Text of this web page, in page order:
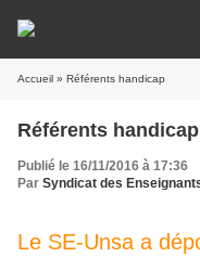
Accueil » Référents handicap
Référents handicap
Publié le 16/11/2016 à 17:36
Par Syndicat des
Le SE-Unsa a